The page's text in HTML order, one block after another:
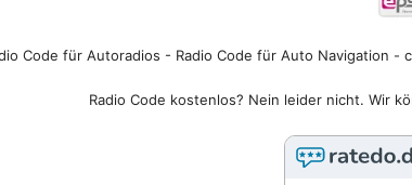
Code für Autoradios - Radio Code für Auto Navigation
Radio Code kostenlos? Nein leider nicht. Wir